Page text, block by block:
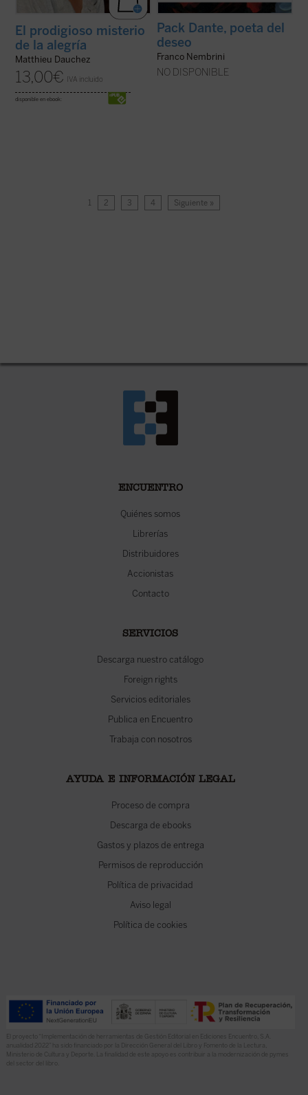
El prodigioso misterio
de la alegría
Matthieu Dauchez
13,00€ IVA incluido
disponible en ebook:
Pack Dante, poeta del
deseo
Franco Nembrini
NO DISPONIBLE
1 2 3 4 Siguiente »
ENCUENTRO
Quiénes somos
Librerías
Distribuidores
Accionistas
Contacto
SERVICIOS
Descarga nuestro catálogo
Foreign rights
Servicios editoriales
Publica en Encuentro
Trabaja con nosotros
AYUDA E INFORMACIÓN LEGAL
Proceso de compra
Descarga de ebooks
Gastos y plazos de entrega
Permisos de reproducción
Política de privacidad
Aviso legal
Política de cookies
El proyecto “Implementación de herramientas de Gestión Editorial en Ediciones Encuentro, S.A.
anualidad 2022” ha sido financiado por la Dirección General del Libro y Fomento de la Lectura,
Ministerio de Cultura y Deporte. La finalidad de este apoyo es contribuir a la modernización de pymes
del sector del libro.